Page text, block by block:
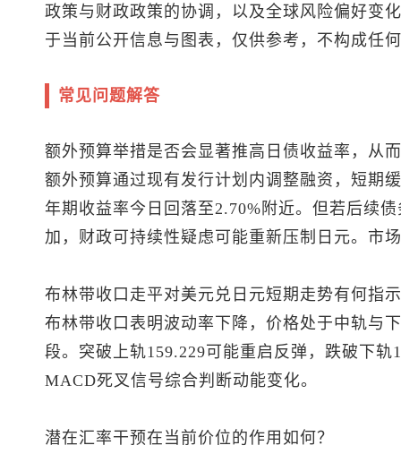
政策与财政政策的协调，以及全球风险偏好变
于当前公开信息与图表，仅供参考，不构成任
常见问题解答
额外预算举措是否会显著推高日债收益率，从
额外预算通过现有发行计划内调整融资，短期
年期收益率今日回落至2.70%附近。但若后续
加，财政可持续性疑虑可能重新压制日元。市
布林带收口走平对美元兑日元短期走势有何指
布林带收口表明波动率下降，价格处于中轨与
段。突破上轨159.229可能重启反弹，跌破下
MACD死叉信号综合判断动能变化。
潜在汇率干预在当前价位的作用如何？